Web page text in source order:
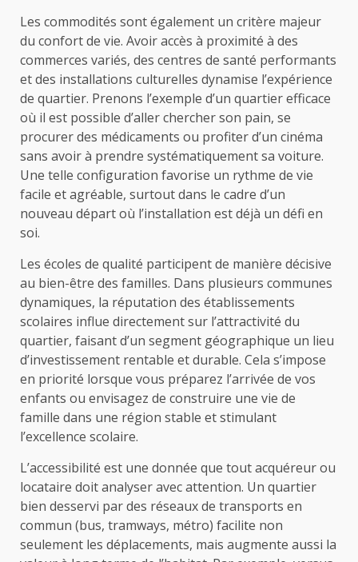
Les commodités sont également un critère majeur
du confort de vie. Avoir accès à proximité à des
commerces variés, des centres de santé performants
et des installations culturelles dynamise l’expérience
de quartier. Prenons l’exemple d’un quartier efficace
où il est possible d’aller chercher son pain, se
procurer des médicaments ou profiter d’un cinéma
sans avoir à prendre systématiquement sa voiture.
Une telle configuration favorise un rythme de vie
facile et agréable, surtout dans le cadre d’un
nouveau départ où l’installation est déjà un défi en
soi.
Les écoles de qualité participent de manière décisive
au bien-être des familles. Dans plusieurs communes
dynamiques, la réputation des établissements
scolaires influe directement sur l’attractivité du
quartier, faisant d’un segment géographique un lieu
d’investissement rentable et durable. Cela s’impose
en priorité lorsque vous préparez l’arrivée de vos
enfants ou envisagez de construire une vie de
famille dans une région stable et stimulant
l’excellence scolaire.
L’accessibilité est une donnée que tout acquéreur ou
locataire doit analyser avec attention. Un quartier
bien desservi par des réseaux de transports en
commun (bus, tramways, métro) facilite non
seulement les déplacements, mais augmente aussi la